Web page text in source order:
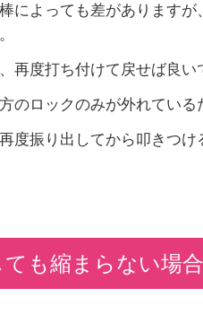
によっても差があります
再度打ち付けて戻せば良い
のロックのみが外れてい
度振り出してから叩きつけ
も縮まらない場